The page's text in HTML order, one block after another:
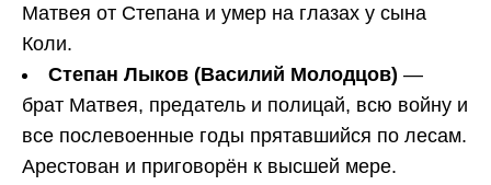
Матвея от Степана и умер на глазах у сына
Коли.
Степан Лыков (Василий Молодцов) —
брат Матвея, предатель и полицай, всю войну и
все послевоенные годы прятавшийся по лесам.
Арестован и приговорён к высшей мере.